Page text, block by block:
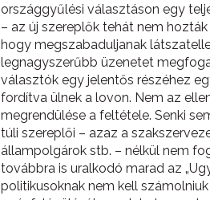
országgyűlési választáson egy
– az új szereplők tehát nem
hogy megszabaduljanak
legnagyszerűbb üzenetet
választók egy jelentős részéhez
fordítva ülnek a lovon. Nem az
megrendülése a feltétele. Senki
túli szereplői – azaz a
állampolgárok stb. – nélkül nem
továbbra is uralkodó marad az
politikusoknak nem kell